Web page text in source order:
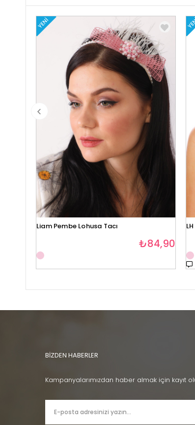
YENI
Liam Pembe Lohusa Tacı
₺84,90
BİZDEN HABERLER
Kampanyalarımızdan haber almak için kayıt